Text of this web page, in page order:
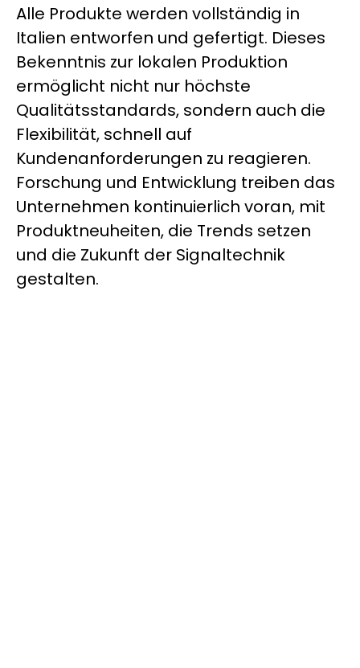
Alle Produkte werden vollständig in
Italien entworfen und gefertigt. Dieses
Bekenntnis zur lokalen Produktion
ermöglicht nicht nur höchste
Qualitätsstandards, sondern auch die
Flexibilität, schnell auf
Kundenanforderungen zu reagieren.
Forschung und Entwicklung treiben das
Unternehmen kontinuierlich voran, mit
Produktneuheiten, die Trends setzen
und die Zukunft der Signaltechnik
gestalten.